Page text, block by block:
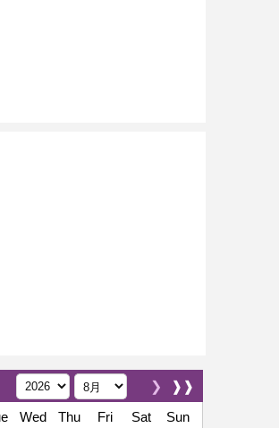
❱❱
❯
Wed Thu Fri Sat Sun